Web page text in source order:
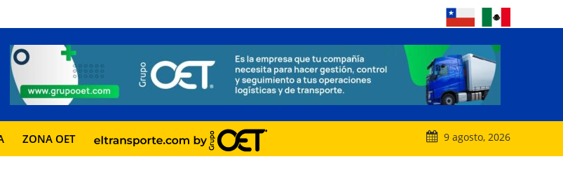
ZONA OET 9 agosto, 2026